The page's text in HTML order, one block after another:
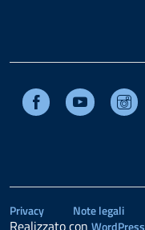
Facebook Youtube
Privacy Note legali
Realizzato con WordPress